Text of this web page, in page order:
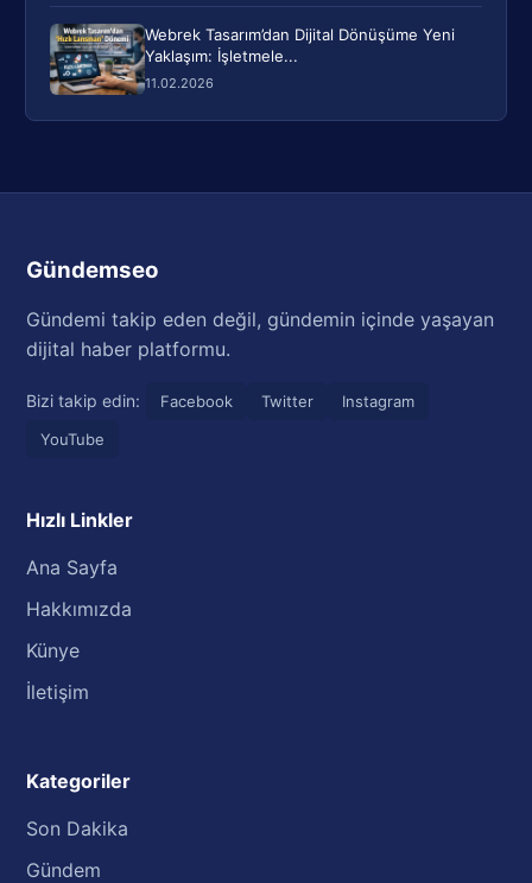
Webrek Tasarım’dan Dijital Dönüşüme Yeni
Yaklaşım: İşletmele...
11.02.2026
Gündemseo
Gündemi takip eden değil, gündemin içinde yaşayan
dijital haber platformu.
Bizi takip edin: Facebook Twitter
Instagram
YouTube
Hızlı Linkler
Ana Sayfa
Hakkımızda
Künye
İletişim
Kategoriler
Son Dakika
Gündem